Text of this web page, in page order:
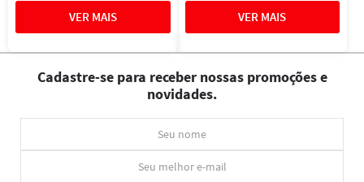
Cadastre-se para receber nossas promoções e
novidades.